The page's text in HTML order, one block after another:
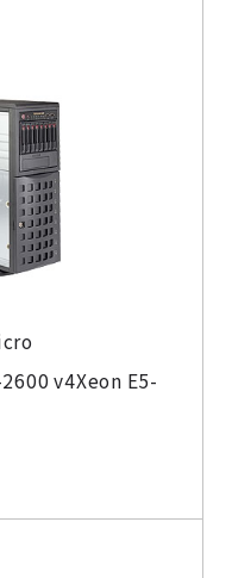
v4Xeon E5-